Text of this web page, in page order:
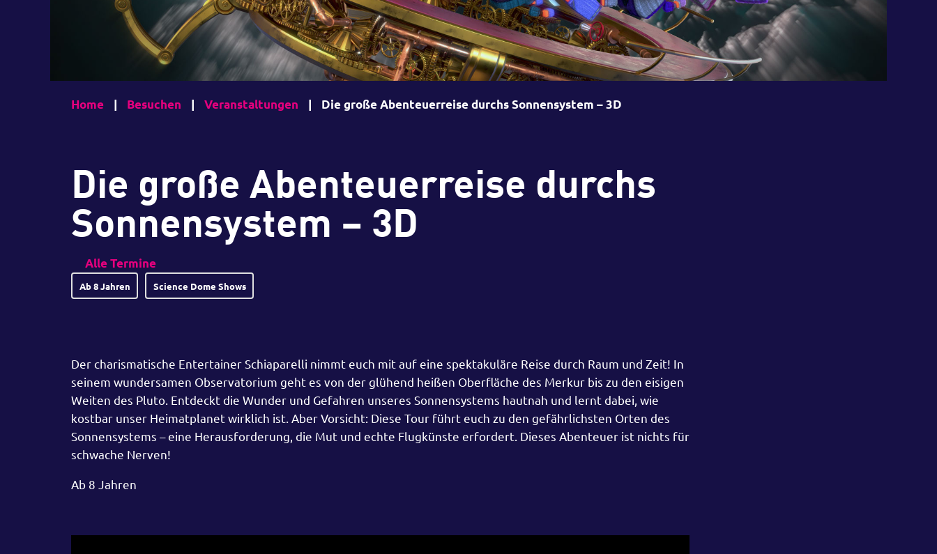
Home | Besuchen | Veranstaltungen | Die große Abenteuerreise durchs Sonnensystem – 3D
Die große Abenteuerreise durchs
Sonnensystem – 3D
Alle Termine
Ab 8 Jahren Science Dome Shows
Der charismatische Entertainer Schiaparelli nimmt euch mit auf eine spektakuläre Reise durch Raum und Zeit! In
seinem wundersamen Observatorium geht es von der glühend heißen Oberfläche des Merkur bis zu den eisigen
Weiten des Pluto. Entdeckt die Wunder und Gefahren unseres Sonnensystems hautnah und lernt dabei, wie
kostbar unser Heimatplanet wirklich ist. Aber Vorsicht: Diese Tour führt euch zu den gefährlichsten Orten des
Sonnensystems – eine Herausforderung, die Mut und echte Flugkünste erfordert. Dieses Abenteuer ist nichts für
schwache Nerven!
Ab 8 Jahren